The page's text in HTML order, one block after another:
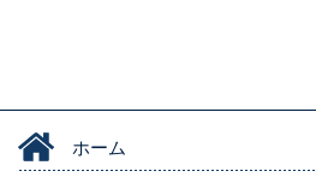
ホーム